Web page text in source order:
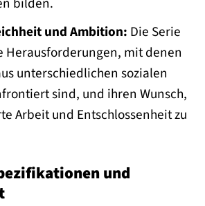
und Ambition: Die Serie
Herausforderungen, mit denen
unterschiedlichen sozialen
sind, und ihren Wunsch,
Arbeit und Entschlossenheit zu
und